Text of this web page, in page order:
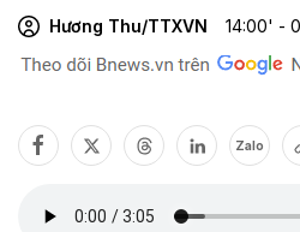
Hương Thu/TTXVN 14:00' -
Zalo